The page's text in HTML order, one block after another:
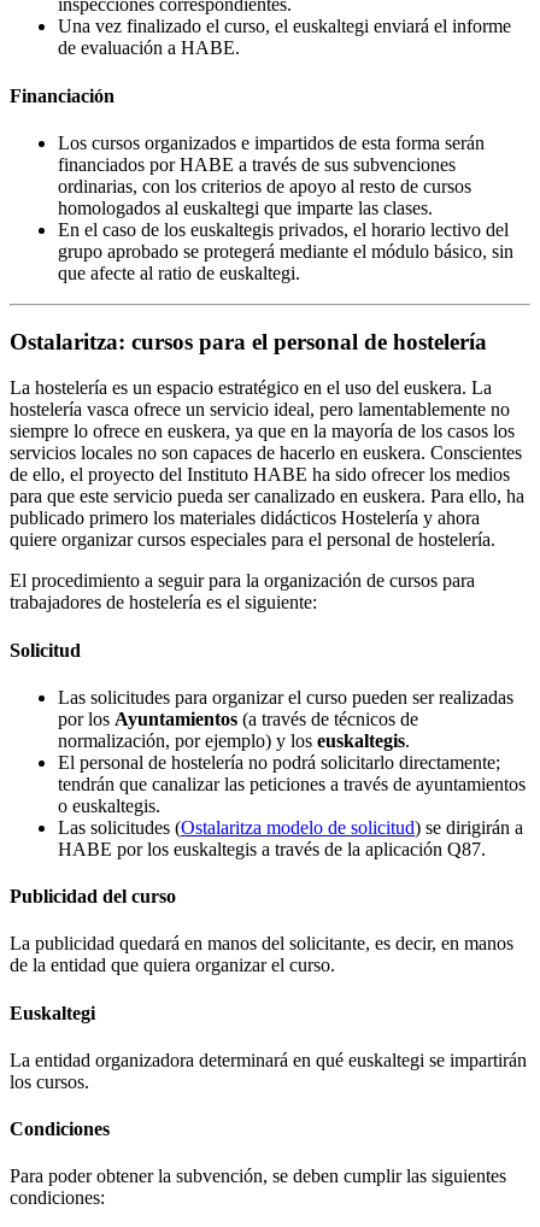
inspecciones correspondientes.
Una vez finalizado el curso, el euskaltegi enviará el informe
de evaluación a HABE.
Financiación
Los cursos organizados e impartidos de esta forma serán
financiados por HABE a través de sus subvenciones
ordinarias, con los criterios de apoyo al resto de cursos
homologados al euskaltegi que imparte las clases.
En el caso de los euskaltegis privados, el horario lectivo del
grupo aprobado se protegerá mediante el módulo básico, sin
que afecte al ratio de euskaltegi.
Ostalaritza: cursos para el personal de hostelería
La hostelería es un espacio estratégico en el uso del euskera. La
hostelería vasca ofrece un servicio ideal, pero lamentablemente no
siempre lo ofrece en euskera, ya que en la mayoría de los casos los
servicios locales no son capaces de hacerlo en euskera. Conscientes
de ello, el proyecto del Instituto HABE ha sido ofrecer los medios
para que este servicio pueda ser canalizado en euskera. Para ello, ha
publicado primero los materiales didácticos Hostelería y ahora
quiere organizar cursos especiales para el personal de hostelería.
El procedimiento a seguir para la organización de cursos para
trabajadores de hostelería es el siguiente:
Solicitud
Las solicitudes para organizar el curso pueden ser realizadas
por los Ayuntamientos (a través de técnicos de
normalización, por ejemplo) y los euskaltegis.
El personal de hostelería no podrá solicitarlo directamente;
tendrán que canalizar las peticiones a través de ayuntamientos
o euskaltegis.
Las solicitudes (Ostalaritza modelo de solicitud) se dirigirán a
HABE por los euskaltegis a través de la aplicación Q87.
Publicidad del curso
La publicidad quedará en manos del solicitante, es decir, en manos
de la entidad que quiera organizar el curso.
Euskaltegi
La entidad organizadora determinará en qué euskaltegi se impartirán
los cursos.
Condiciones
Para poder obtener la subvención, se deben cumplir las siguientes
condiciones: